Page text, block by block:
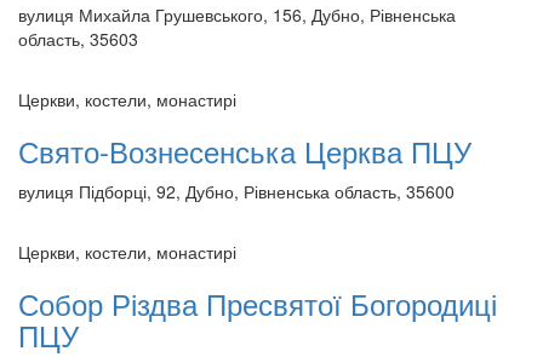
вулиця Михайла Грушевського, 156, Дубно, Рівненська
область, 35603
Церкви, костели, монастирі
Свято-Вознесенська Церква ПЦУ
вулиця Підборці, 92, Дубно, Рівненська область, 35600
Церкви, костели, монастирі
Собор Різдва Пресвятої Богородиці
ПЦУ